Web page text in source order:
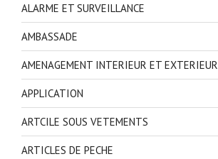
ALARME ET SURVEILLANCE
AMBASSADE
AMENAGEMENT INTERIEUR ET EXTERIEUR
APPLICATION
ARTCILE SOUS VETEMENTS
ARTICLES DE PECHE